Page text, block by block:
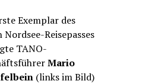
Exemplar des
Nordsee-Reisepasses
TANO-
Mario
(links im Bild)